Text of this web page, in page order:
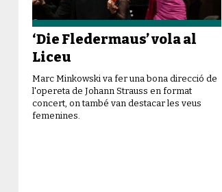
‘Die Fledermaus’ vola al
Liceu
Marc Minkowski va fer una bona direcció de
l'opereta de Johann Strauss en format
concert, on també van destacar les veus
femenines.